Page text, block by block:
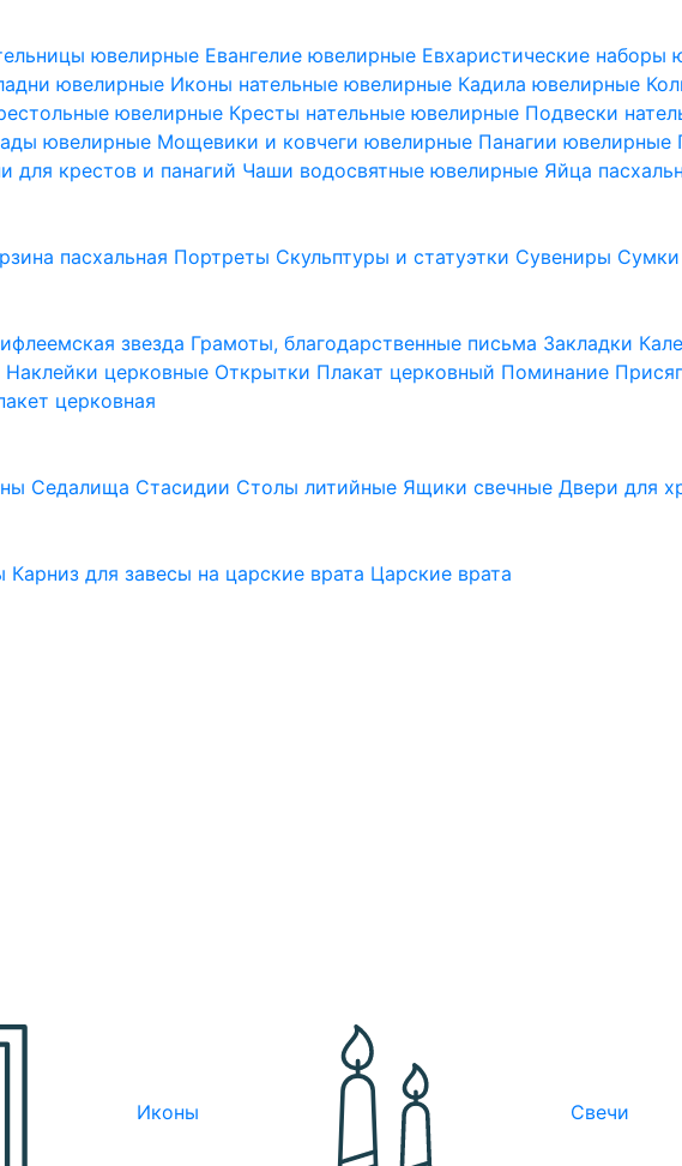
ювелирные Евангелие ювелирные Евхаристические наборы
ювелирные Иконы нательные ювелирные Кадила ювелирные
ювелирные Кресты нательные ювелирные Подвески
ювелирные Мощевики и ковчеги ювелирные Панагии ювелирные
для крестов и панагий Чаши водосвятные ювелирные Яйца
пасхальная Портреты Скульптуры и статуэтки Сувениры Сумки
звезда Грамоты, благодарственные письма Закладки
Наклейки церковные Открытки Плакат церковный Поминание
церковная
Седалища Стасидии Столы литийные Ящики свечныеДвери для
Карниз для завесы на царские врата Царские врата
Иконы Свечи